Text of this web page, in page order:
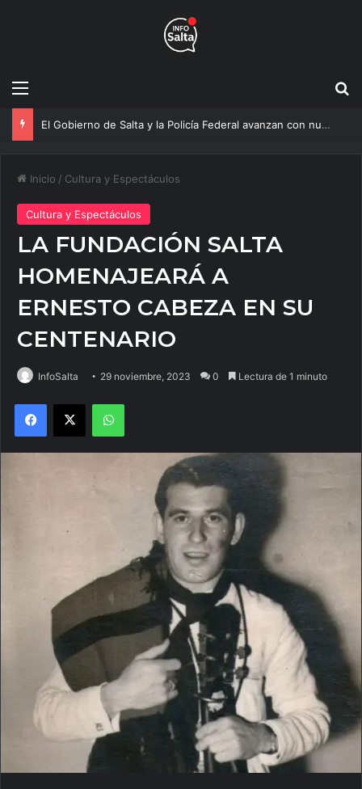
Menú
Más agua para Salta: Construyen una obra clave que mejorará el servicio a 20 mil vecinos
Inicio / Cultura y Espectáculos
Cultura y Espectáculos
LA FUNDACIÓN SALTA
HOMENAJEARÁ A
ERNESTO CABEZA EN SU
CENTENARIO
InfoSalta 29 noviembre, 2023 0 Lectura de 1 minuto
Facebook
X WhatsApp